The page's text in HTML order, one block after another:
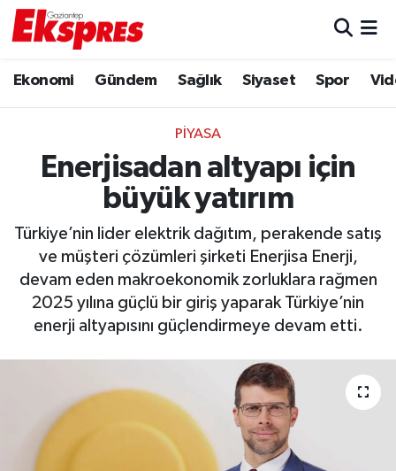
Ekonomi Gündem Sağlık Siyaset Spor
PIYASA
Enerjisadan altyapı için
büyük yatırım
Türkiye’nin lider elektrik dağıtım, perakende satış
ve müşteri çözümleri şirketi Enerjisa Enerji,
devam eden makroekonomik zorluklara rağmen
2025 yılına güçlü bir giriş yaparak Türkiye’nin
enerji altyapısını güçlendirmeye devam etti.
Ekonomi
Gaziantep son dakika
Gündem
Haberler
Kültür Sanat
Müzik
Trafik Durumu
Puan Durumu ve Fikstür
Tüm Manşetler
Son Dakika Haberleri
Haber Arşivi